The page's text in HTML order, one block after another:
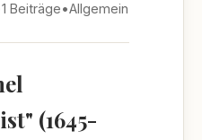
1 Beiträge•Allgemein
(1645-